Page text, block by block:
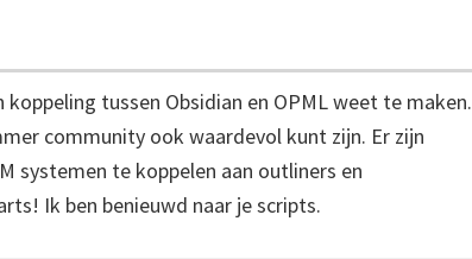
tussen Obsidian en OPML weet te maken.
community ook waardevol kunt zijn. Er zijn
systemen te koppelen aan outliners en
Ik ben benieuwd naar je scripts.